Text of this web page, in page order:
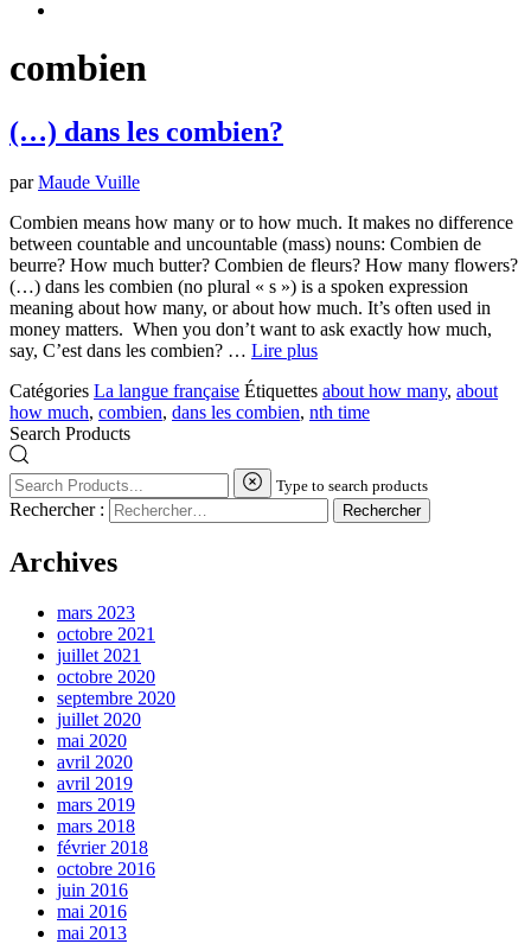
combien
(…) dans les combien?
parMaude Vuille
Combien means how many or to how much. It makes no difference
between countable and uncountable (mass) nouns: Combien de
beurre? How much butter? Combien de fleurs? How many flowers?
(…) dans les combien (no plural « s ») is a spoken expression
meaning about how many, or about how much. It’s often used in
money matters. When you don’t want to ask exactly how much,
say, C’est dans les combien? … Lire plus
Catégories La langue française Étiquettes about how many, about
how much, combien, dans les combien, nth time
Search Products
Type to search products
Rechercher :
Archives
mars 2023
octobre 2021
juillet 2021
octobre 2020
septembre 2020
juillet 2020
mai 2020
avril 2020
avril 2019
mars 2019
mars 2018
février 2018
octobre 2016
juin 2016
mai 2016
mai 2013